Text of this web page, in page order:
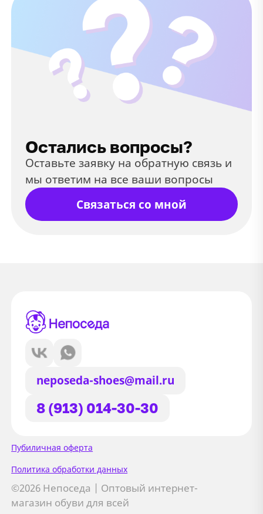
Остались вопросы?
Оставьте заявку на обратную связь и
мы ответим на все ваши вопросы
Связаться со мной
neposeda-shoes@mail.ru
8 (913) 014-30-30
Пубиличная оферта
Политика обработки данных
©2026 Непоседа | Оптовый интернет-
магазин обуви для всей
Сайт использует файлы Cookie
Мы используем файлы cookie и
сторонние сервисы (Yandex.Metrica и
AppMetrica) для анализа трафика,